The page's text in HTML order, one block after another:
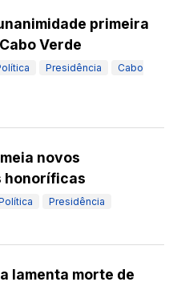
primeira
Verde
Presidência
Cabo
novos
honoríficas
Presidência
lamenta morte de